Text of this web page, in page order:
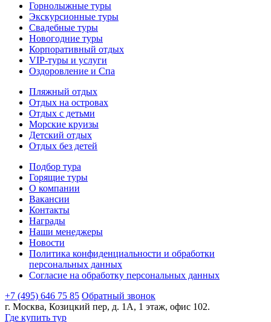
Горнолыжные туры
Экскурсионные туры
Свадебные туры
Новогодние туры
Корпоративный отдых
VIP-туры и услуги
Оздоровление и Спа
Пляжный отдых
Отдых на островах
Отдых с детьми
Морские круизы
Детский отдых
Отдых без детей
Подбор тура
Горящие туры
О компании
Вакансии
Контакты
Награды
Наши менеджеры
Новости
Политика конфиденциальности и обработки
персональных данных
Согласие на обработку персональных данных
+7 (495) 646 75 85 Обратный звонок
г. Москва, Козицкий пер, д. 1А, 1 этаж, офис 102.
Где купить тур